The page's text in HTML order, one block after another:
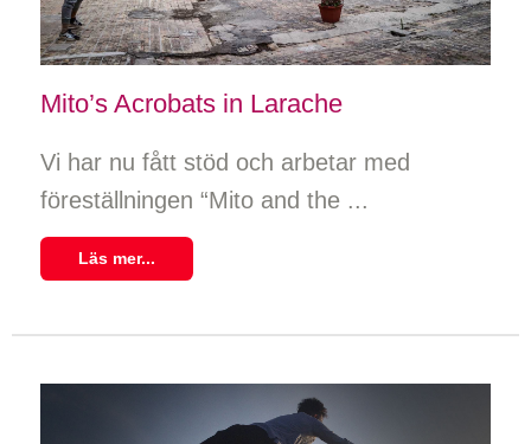
Mito’s Acrobats in Larache
Vi har nu fått stöd och arbetar med
föreställningen “Mito and the ...
Läs mer...